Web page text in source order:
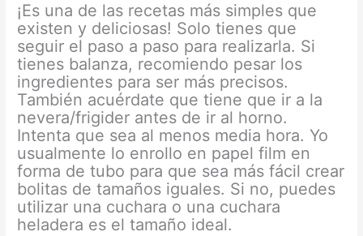
¡Es una de las recetas más simples que
existen y deliciosas! Solo tienes que
seguir el paso a paso para realizarla. Si
tienes balanza, recomiendo pesar los
ingredientes para ser más precisos.
También acuérdate que tiene que ir a la
nevera/frigider antes de ir al horno.
Intenta que sea al menos media hora. Yo
usualmente lo enrollo en papel film en
forma de tubo para que sea más fácil crear
bolitas de tamaños iguales. Si no, puedes
utilizar una cuchara o una cuchara
heladera es el tamaño ideal.